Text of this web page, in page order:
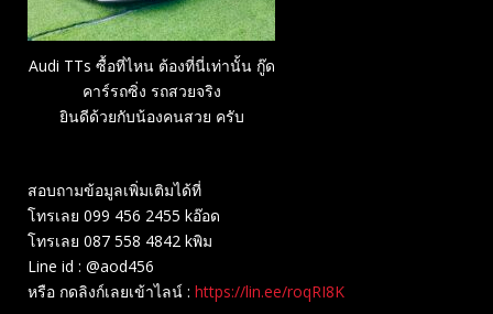
Audi TTs ซื้อที่ไหน ต้องที่นี่เท่านั้น กู๊ด
คาร์รถซิ่ง รถสวยจริง
ยินดีด้วยกับน้องคนสวย ครับ
สอบถามข้อมูลเพิ่มเติมได้ที่
โทรเลย 099 456 2455 kอ๊อด
โทรเลย 087 558 4842 kพิม
Line id : @aod456
หรือ กดลิงก์เลยเข้าไลน์ : https://lin.ee/roqRI8K